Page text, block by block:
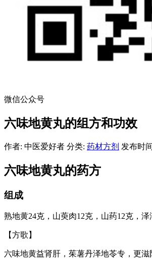
微信公众号
六味地黄丸的组方和功效
作者: 中医爱好者 分类: 药材方剂 发布时
六味地黄丸的药方
组成
熟地黄24克，山萸肉12克，山药12克，泽
【方歌】
六味地黄益肾肝，茱薯丹泽地苓专，更